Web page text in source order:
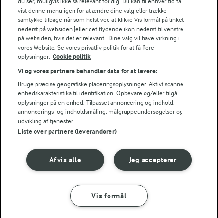
Følg
© 2026 Arla Foods
Vælg en anden cookies
Betingelser for brug
Håndtering af personlige oplysninger
vist denne menu igen for at ændre dine valg eller trække
samtykke tilbage når som helst ved at klikke Vis formål på linket
nederst på websiden [eller det flydende ikon nederst til venstre
på websiden, hvis det er relevant]. Dine valg vil have virkning i
vores Website. Se vores privatliv politik for at få flere
oplysninger. Cookie politik
Vi og vores partnere behandler data for at levere:
Bruge præcise geografiske placeringsoplysninger. Aktivt scanne
enhedskarakteristika til identifikation. Opbevare og/eller tilgå
oplysninger på en enhed. Tilpasset annoncering og indhold,
annoncerings- og indholdsmåling, målgruppeundersøgelser og
udvikling af tjenester.
Liste over partnere (leverandører)
Jeg accepterer
Afvis alle
Vis formål